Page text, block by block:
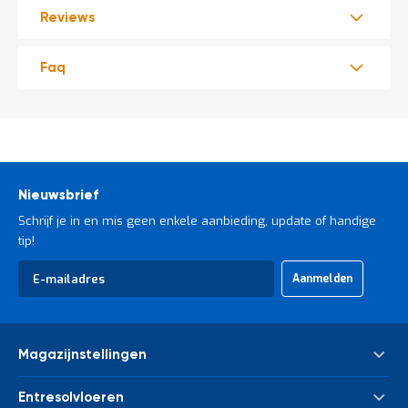
t
Mijn
Reviews
Faq
Nieuwsbrief
Schrijf je in en mis geen enkele aanbieding, update of handige
tip!
Abonneer
op
Aanmelden
Magazijnstellingen
Entresolvloeren